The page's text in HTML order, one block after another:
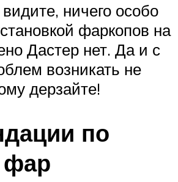
ничего особо
фаркопов на
Дастер нет. Да и с
возникать не
дерзайте!
по